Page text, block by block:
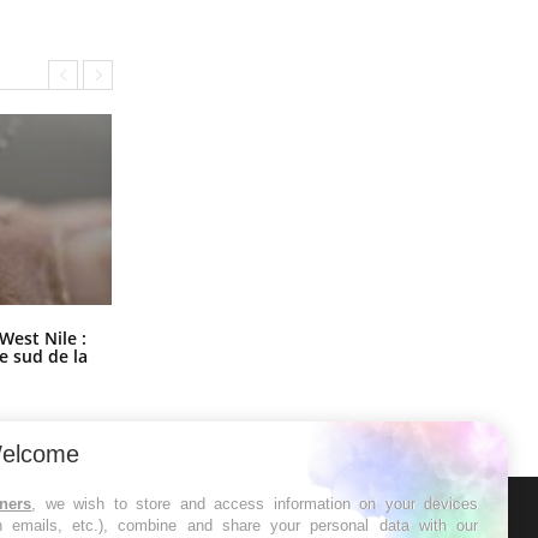
Nile :
sud de la
, we wish to store and access information on your devices
emails, etc.), combine and share your personal data with our